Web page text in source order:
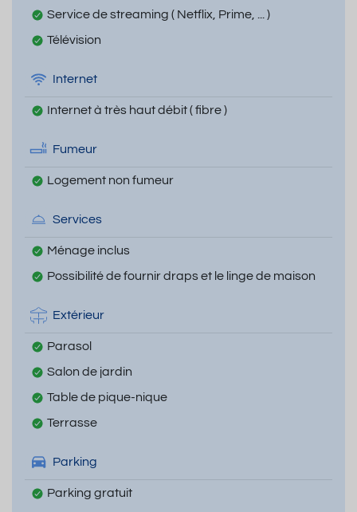
Service de streaming ( Netflix, Prime, ... )
Télévision
Internet
Internet à très haut débit ( fibre )
Fumeur
Logement non fumeur
Services
Ménage inclus
Possibilité de fournir draps et le linge de maison
Extérieur
Parasol
Salon de jardin
Table de pique-nique
Terrasse
Parking
Parking gratuit